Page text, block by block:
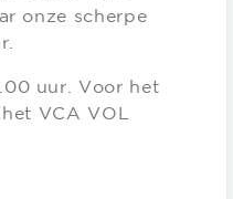
onze scherpe
uur. Voor het
VCA VOL